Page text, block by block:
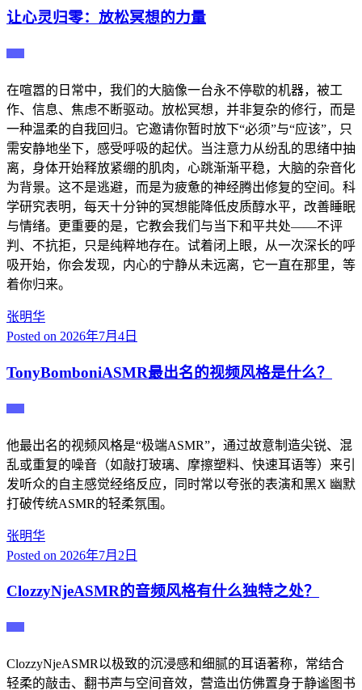
让心灵归零：放松冥想的力量
在喧嚣的日常中，我们的大脑像一台永不停歇的机器，被工
作、信息、焦虑不断驱动。放松冥想，并非复杂的修行，而是
一种温柔的自我回归。它邀请你暂时放下“必须”与“应该”，只
需安静地坐下，感受呼吸的起伏。当注意力从纷乱的思绪中抽
离，身体开始释放紧绷的肌肉，心跳渐渐平稳，大脑的杂音化
为背景。这不是逃避，而是为疲惫的神经腾出修复的空间。科
学研究表明，每天十分钟的冥想能降低皮质醇水平，改善睡眠
与情绪。更重要的是，它教会我们与当下和平共处——不评
判、不抗拒，只是纯粹地存在。试着闭上眼，从一次深长的呼
吸开始，你会发现，内心的宁静从未远离，它一直在那里，等
着你归来。
张明华
Posted on 2026年7月4日
TonyBomboniASMR最出名的视频风格是什么？
他最出名的视频风格是“极端ASMR”，通过故意制造尖锐、混
乱或重复的噪音（如敲打玻璃、摩擦塑料、快速耳语等）来引
发听众的自主感觉经络反应，同时常以夸张的表演和黑X 幽默
打破传统ASMR的轻柔氛围。
张明华
Posted on 2026年7月2日
ClozzyNjeASMR的音频风格有什么独特之处？
ClozzyNjeASMR以极致的沉浸感和细腻的耳语著称，常结合
轻柔的敲击、翻书声与空间音效，营造出仿佛置身于静谧图书